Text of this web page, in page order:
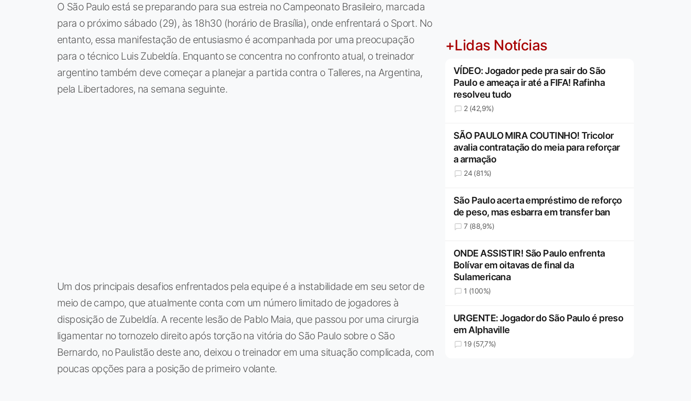
O São Paulo está se preparando para sua estreia no Campeonato Brasileiro, marcada
para o próximo sábado (29), às 18h30 (horário de Brasília), onde enfrentará o Sport. No
entanto, essa manifestação de entusiasmo é acompanhada por uma preocupação
para o técnico Luis Zubeldía. Enquanto se concentra no confronto atual, o treinador
argentino também deve começar a planejar a partida contra o Talleres, na Argentina,
pela Libertadores, na semana seguinte.
Um dos principais desafios enfrentados pela equipe é a instabilidade em seu setor de
meio de campo, que atualmente conta com um número limitado de jogadores à
disposição de Zubeldía. A recente lesão de Pablo Maia, que passou por uma cirurgia
ligamentar no tornozelo direito após torção na vitória do São Paulo sobre o São
Bernardo, no Paulistão deste ano, deixou o treinador em uma situação complicada, com
poucas opções para a posição de primeiro volante.
+Lidas Notícias
VÍDEO: Jogador pede pra sair do São
Paulo e ameaça ir até a FIFA! Rafinha
resolveu tudo
2 (42,9%)
SÃO PAULO MIRA COUTINHO! Tricolor
avalia contratação do meia para reforçar
a armação
24 (81%)
São Paulo acerta empréstimo de reforço
de peso, mas esbarra em transfer ban
7 (88,9%)
ONDE ASSISTIR! São Paulo enfrenta
Bolívar em oitavas de final da
Sulamericana
1 (100%)
URGENTE: Jogador do São Paulo é preso
em Alphaville
19 (57,7%)